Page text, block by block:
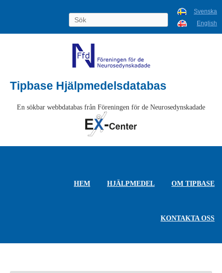
Svenska
English
Tipbase Hjälpmedelsdatabas
En sökbar webbdatabas från Föreningen för de Neurosedynskadade
HEM HJÄLPMEDEL OM TIPBASE
KONTAKTA OSS